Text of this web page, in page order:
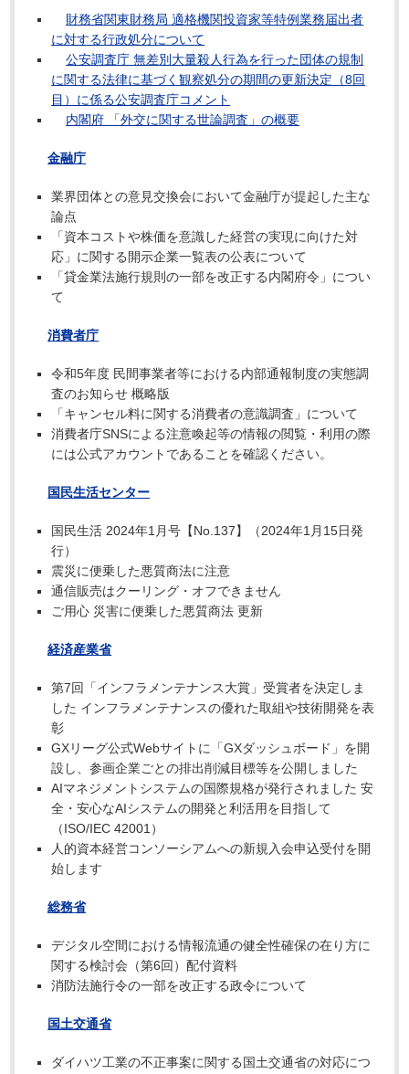
財務省関東財務局 適格機関投資家等特例業務届出者
に対する行政処分について
公安調査庁 無差別大量殺人行為を行った団体の規制
に関する法律に基づく観察処分の期間の更新決定（8回
目）に係る公安調査庁コメント
内閣府 「外交に関する世論調査」の概要
金融庁
業界団体との意見交換会において金融庁が提起した主な
論点
「資本コストや株価を意識した経営の実現に向けた対
応」に関する開示企業一覧表の公表について
「貸金業法施行規則の一部を改正する内閣府令」につい
て
消費者庁
令和5年度 民間事業者等における内部通報制度の実態調
査のお知らせ 概略版
「キャンセル料に関する消費者の意識調査」について
消費者庁SNSによる注意喚起等の情報の閲覧・利用の際
には公式アカウントであることを確認ください。
国民生活センター
国民生活 2024年1月号【No.137】（2024年1月15日発
行）
震災に便乗した悪質商法に注意
通信販売はクーリング・オフできません
ご用心 災害に便乗した悪質商法 更新
経済産業省
第7回「インフラメンテナンス大賞」受賞者を決定しま
した インフラメンテナンスの優れた取組や技術開発を表
彰
GXリーグ公式Webサイトに「GXダッシュボード」を開
設し、参画企業ごとの排出削減目標等を公開しました
AIマネジメントシステムの国際規格が発行されました 安
全・安心なAIシステムの開発と利活用を目指して
（ISO/IEC 42001）
人的資本経営コンソーシアムへの新規入会申込受付を開
始します
総務省
デジタル空間における情報流通の健全性確保の在り方に
関する検討会（第6回）配付資料
消防法施行令の一部を改正する政令について
国土交通省
ダイハツ工業の不正事案に関する国土交通省の対応につ